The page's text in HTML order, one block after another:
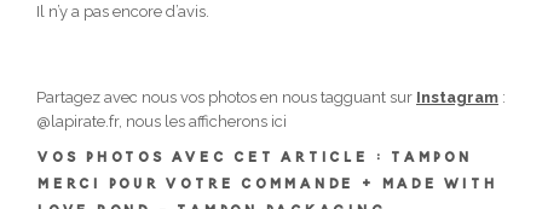
Il n’y a pas encore d’avis.
Partagez avec nous vos photos en nous tagguant sur Instagram :
@lapirate.fr, nous les afficherons ici
Vos photos avec cet article : Tampon
merci pour votre commande + made with